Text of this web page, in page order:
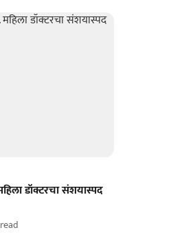
डॉक्टरचा संशयास्पद